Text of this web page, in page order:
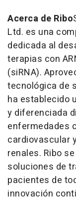
Acerca de Ribo
Ltd. es una
dedicada al
terapias con
(siRNA).
tecnológica de
ha establecido
y diferenciada
enfermedades
cardiovascular
renales. Ribo
soluciones de
pacientes de
innovación